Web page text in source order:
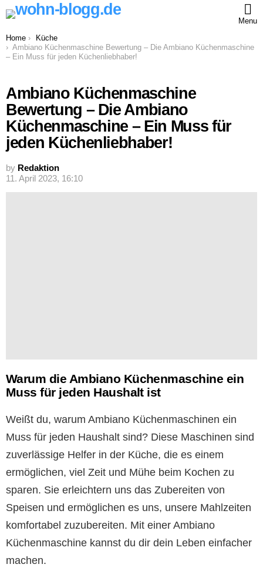
Menu
You are here:
Home
Küche
Ambiano Küchenmaschine Bewertung – Die Ambiano Küchenmaschine
– Ein Muss für jeden Küchenliebhaber!
Ambiano Küchenmaschine
Bewertung – Die Ambiano
Küchenmaschine – Ein Muss für
jeden Küchenliebhaber!
by Redaktion
11. April 2023, 16:10
Warum die Ambiano Küchenmaschine ein
Muss für jeden Haushalt ist
Weißt du, warum Ambiano Küchenmaschinen ein
Muss für jeden Haushalt sind? Diese Maschinen sind
zuverlässige Helfer in der Küche, die es einem
ermöglichen, viel Zeit und Mühe beim Kochen zu
sparen. Sie erleichtern uns das Zubereiten von
Speisen und ermöglichen es uns, unsere Mahlzeiten
komfortabel zuzubereiten. Mit einer Ambiano
Küchenmaschine kannst du dir dein Leben einfacher
machen.